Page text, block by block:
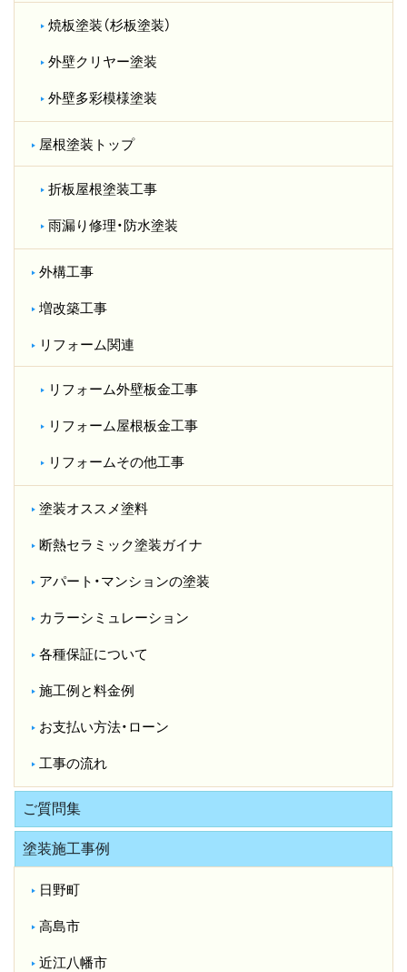
焼板塗装（杉板塗装）
外壁クリヤー塗装
外壁多彩模様塗装
屋根塗装トップ
折板屋根塗装工事
雨漏り修理・防水塗装
外構工事
増改築工事
リフォーム関連
リフォーム外壁板金工事
リフォーム屋根板金工事
リフォームその他工事
塗装オススメ塗料
断熱セラミック塗装ガイナ
アパート・マンションの塗装
カラーシミュレーション
各種保証について
施工例と料金例
お支払い方法・ローン
工事の流れ
ご質問集
塗装施工事例
日野町
高島市
近江八幡市